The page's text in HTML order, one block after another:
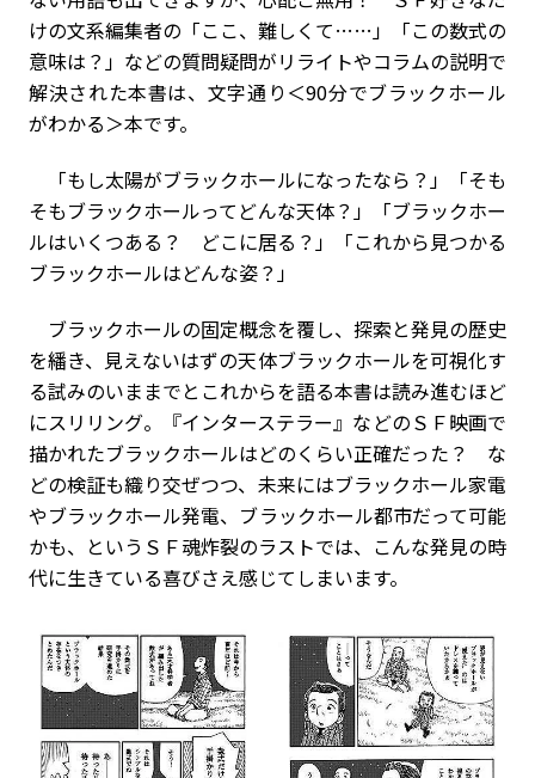
けの文系編集者の「ここ、難しくて……」「この数式の
意味は？」などの質問疑問がリライトやコラムの説明で
解決された本書は、文字通り＜90分でブラックホール
がわかる＞本です。
「もし太陽がブラックホールになったなら？」「そも
そもブラックホールってどんな天体？」「ブラックホー
ルはいくつある？ どこに居る？」「これから見つかる
ブラックホールはどんな姿？」
ブラックホールの固定概念を覆し、探索と発見の歴史
を繙き、見えないはずの天体ブラックホールを可視化す
る試みのいままでとこれからを語る本書は読み進むほど
にスリリング。『インターステラー』などのＳＦ映画で
描かれたブラックホールはどのくらい正確だった？ な
どの検証も織り交ぜつつ、未来にはブラックホール家電
やブラックホール発電、ブラックホール都市だって可能
かも、というＳＦ魂炸裂のラストでは、こんな発見の時
代に生きている喜びさえ感じてしまいます。